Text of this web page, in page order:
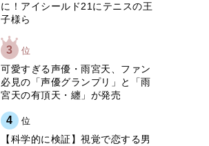
に！アイシールド21にテニスの王
子様ら
3 位
可愛すぎる声優・雨宮天、ファン
必見の「声優グランプリ」と「雨
宮天の有頂天・纏」が発売
4 位
【科学的に検証】視覚で恋する男